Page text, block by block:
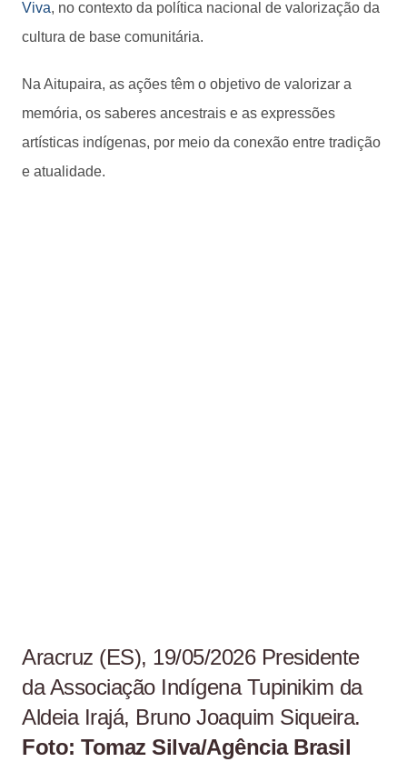
Viva, no contexto da política nacional de valorização da
cultura de base comunitária.
Na Aitupaira, as ações têm o objetivo de valorizar a
memória, os saberes ancestrais e as expressões
artísticas indígenas, por meio da conexão entre tradição
e atualidade.
Aracruz (ES), 19/05/2026 Presidente
da Associação Indígena Tupinikim da
Aldeia Irajá, Bruno Joaquim Siqueira.
Foto: Tomaz Silva/Agência Brasil